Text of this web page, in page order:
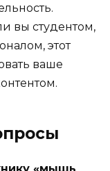
вы студентом,
этот
ваше
«мышь